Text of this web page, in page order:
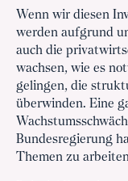
Wenn wir diesen
werden aufgrund
auch die
wachsen, wie es
gelingen, die
überwinden. Eine
Bundesregierung
Themen zu